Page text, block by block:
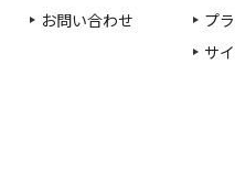
お問い合わせ
プ
サ